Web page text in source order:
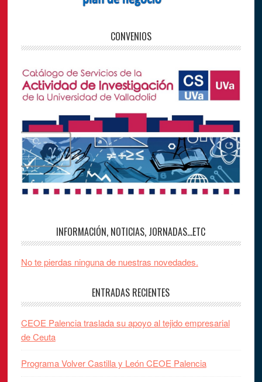
CONVENIOS
INFORMACIÓN, NOTICIAS, JORNADAS…ETC
No te pierdas ninguna de nuestras novedades.
ENTRADAS RECIENTES
CEOE Palencia traslada su apoyo al tejido empresarial
de Ceuta
Programa Volver Castilla y León CEOE Palencia